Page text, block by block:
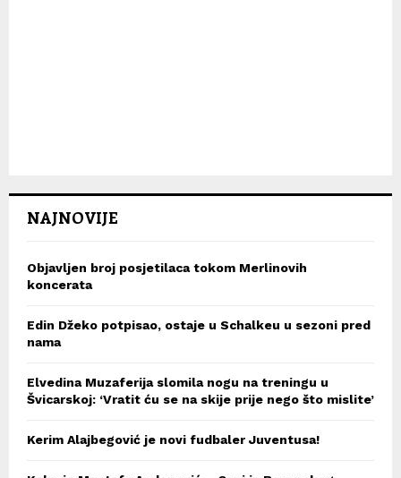
NAJNOVIJE
Objavljen broj posjetilaca tokom Merlinovih
koncerata
Edin Džeko potpisao, ostaje u Schalkeu u sezoni pred
nama
Elvedina Muzaferija slomila nogu na treningu u
Švicarskoj: ‘Vratit ću se na skije prije nego što mislite’
Kerim Alajbegović je novi fudbaler Juventusa!